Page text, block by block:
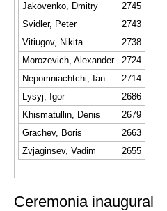
Jakovenko, Dmitry
2745
Svidler, Peter
2743
Vitiugov, Nikita
2738
Morozevich, Alexander
2724
Nepomniachtchi, Ian
2714
Lysyj, Igor
2686
Khismatullin, Denis
2679
Grachev, Boris
2663
Zvjaginsev, Vadim
2655
Ceremonia inaugural